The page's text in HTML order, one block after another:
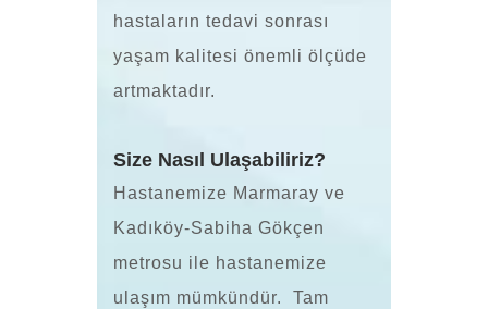
hastaların tedavi sonrası
yaşam kalitesi önemli ölçüde
artmaktadır.
Size Nasıl Ulaşabiliriz?
Hastanemize Marmaray ve
Kadıköy-Sabiha Gökçen
metrosu ile hastanemize
ulaşım mümkündür. Tam